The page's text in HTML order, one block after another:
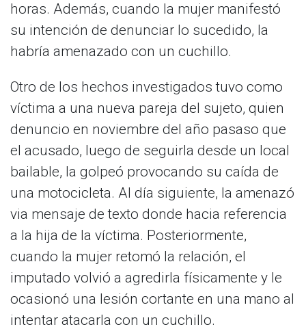
horas. Además, cuando la mujer manifestó
su intención de denunciar lo sucedido, la
habría amenazado con un cuchillo.
Otro de los hechos investigados tuvo como
víctima a una nueva pareja del sujeto, quien
denuncio en noviembre del año pasaso que
el acusado, luego de seguirla desde un local
bailable, la golpeó provocando su caída de
una motocicleta. Al día siguiente, la amenazó
via mensaje de texto donde hacia referencia
a la hija de la víctima. Posteriormente,
cuando la mujer retomó la relación, el
imputado volvió a agredirla físicamente y le
ocasionó una lesión cortante en una mano al
intentar atacarla con un cuchillo.